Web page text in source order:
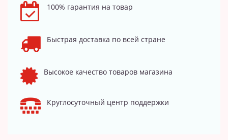
100% гарантия на товар
Быстрая доставка по всей стране
Высокое качество товаров магазина
Круглосуточный центр поддержки